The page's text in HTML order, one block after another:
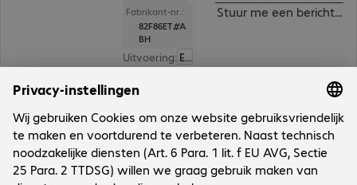
Fabrikant-nr.:
82F86ET#A
BH
Uitvoering: Europa
Behuizingstype:Tower
Processormodel
Intel Xeon w3-2435, 3.1 GHz
Werkgeheugen
Aantal processors:1
Stuur me een bericht
3 van 3 resultaten
Toon meer